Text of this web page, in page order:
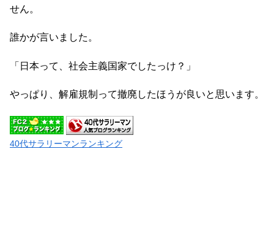
せん。
誰かが言いました。
「日本って、社会主義国家でしたっけ？」
やっぱり、解雇規制って撤廃したほうが良いと思います。
40代サラリーマンランキング